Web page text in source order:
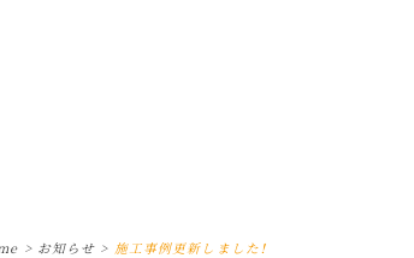
> お知らせ > 施工事例更新しました！